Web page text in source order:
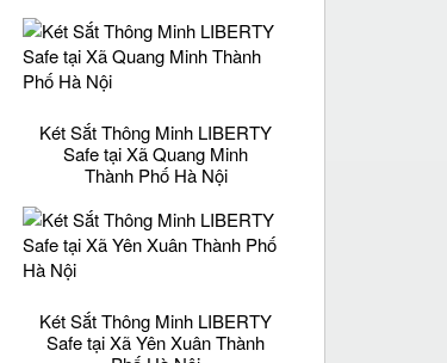
Két Sắt Thông Minh LIBERTY
Safe tại Xã Quang Minh
Thành Phố Hà Nội
Két Sắt Thông Minh LIBERTY
Safe tại Xã Yên Xuân Thành